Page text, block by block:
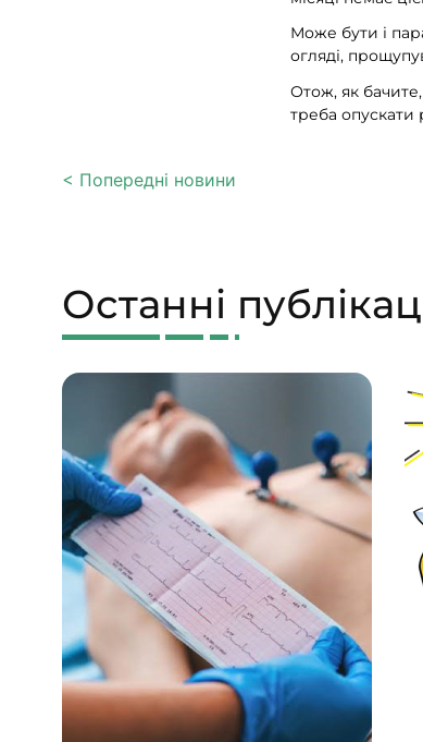
Може бути і
огляді,
Отож, як
треба опускати
< Попередні новини
Останні